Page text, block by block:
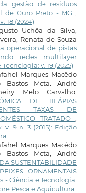
gestão de resíduos
de Ouro Preto - MG
18 (2024)
Uchôa da Silva,
Renata de Souza
operacional de pistas
redes multilayer
v. 19 (2025)
Marques Macêdo
Bastos Mota, André
Melo Carvalho,
DE TILÁPIAS
TAXAS DE
TRATADO
v. 9 n. 3 (2015): Edição
Marques Macêdo
Bastos Mota, André
SUSTENTABILIDADE
ORNAMENTAIS
- Ciência e Tecnologia:
Pesca e Aquicultura